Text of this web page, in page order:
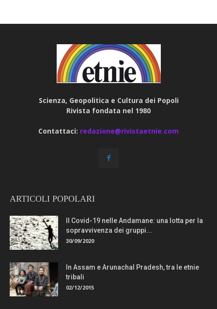
Scienza, Geopolitica e Cultura dei Popoli
Rivista fondata nel 1980
Contattaci: redazione@rivistaetnie.com
ARTICOLI POPOLARI
Il Covid-19 nelle Andamane: una lotta per la
sopravvivenza dei gruppi...
30/09/2020
In Assam e Arunachal Pradesh, tra le etnie
tribali
02/12/2015